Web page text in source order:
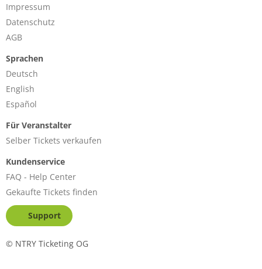
Impressum
Datenschutz
AGB
Sprachen
Deutsch
English
Español
Für Veranstalter
Selber Tickets verkaufen
Kundenservice
FAQ - Help Center
Gekaufte Tickets finden
Support
© NTRY Ticketing OG